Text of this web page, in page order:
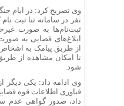
ابلاغ‌های قضایی به
از طریق پیامک به
تا امکان مشاهده از
شود.
وی ادامه داد: یکی دیگر
فناوری اطلاعات قوه
داد، صدور گواهی عدم